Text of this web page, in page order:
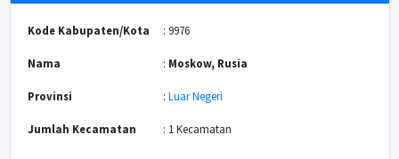
Kode Kabupaten/Kota : 9976
Nama : Moskow, Rusia
Provinsi : Luar Negeri
Jumlah Kecamatan : 1 Kecamatan